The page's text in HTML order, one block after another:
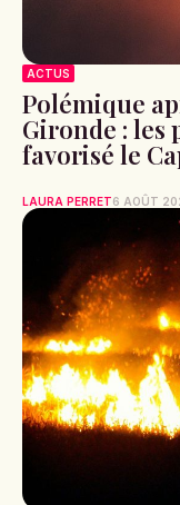
ACTUS
Polémique
Gironde : les
favorisé le
LAURA PERRET6 AOÛT